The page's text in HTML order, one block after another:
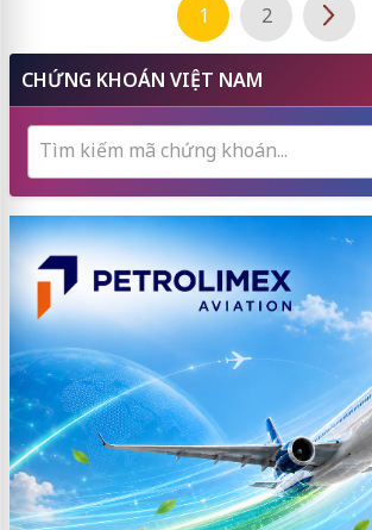
1 2
CHỨNG KHOÁN VIỆT NAM
Tìm kiếm mã chứng khoán...